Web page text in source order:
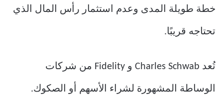
خطة طويلة المدى وعدم استثمار رأس المال الذي
تحتاجه قريبًا.
تُعد Charles Schwab و Fidelity من شركات
الوساطة المشهورة لشراء الأسهم أو الصكوك.